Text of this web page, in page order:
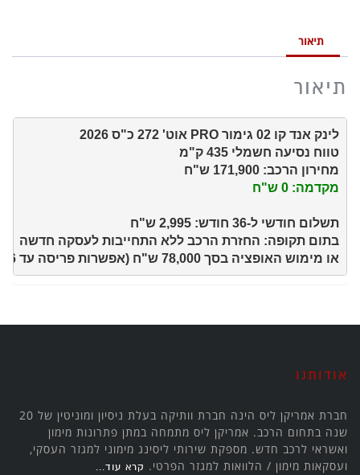
תיאור
תיאור
מחירון הרכב: 171,900 ש"ח
מקדמה: 0 ש"ח
או מימוש האופציה בסך 78,000 ש"ח (אפשרות פריסה עד 36 חודש נוספים).
אודותנו
חברת אמריקן ליס הינה חברת וותיקה בעלת ניסיון ומוניטין של 20
שנה בתחום הרכב. אמריקן ליס מתמחה במתן פתרונות מימון
ואשראי לרכב חדש. מספקת שירותי ליסינג מימוני למגזר העסקי,
ועסקאות מימון / הלוואות למגזר הפרטי. קרא עוד...